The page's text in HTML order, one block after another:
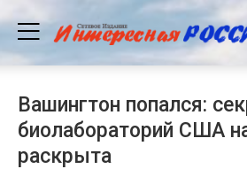
Вашингтон попался:
биолабораторий США
раскрыта